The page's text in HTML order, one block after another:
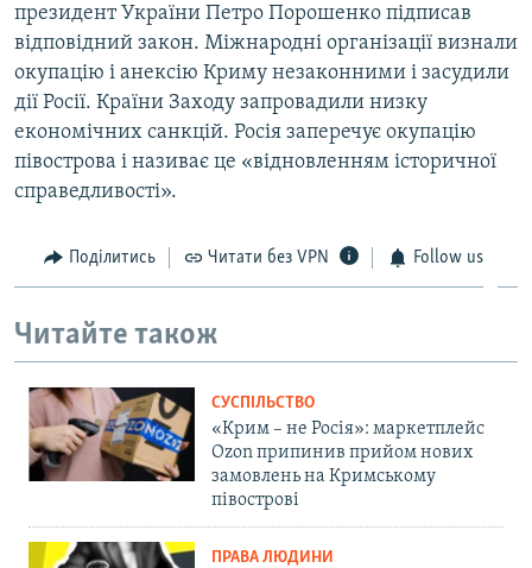
президент України Петро Порошенко підписав
відповідний закон. Міжнародні організації визнали
окупацію і анексію Криму незаконними і засудили
дії Росії. Країни Заходу запровадили низку
економічних санкцій. Росія заперечує окупацію
півострова і називає це «відновленням історичної
справедливості».
Поділитись Читати без VPN Follow us
Читайте також
СУСПІЛЬСТВО
«Крим – не Росія»: маркетплейс
Ozon припинив прийом нових
замовлень на Кримському
півострові
ПРАВА ЛЮДИНИ